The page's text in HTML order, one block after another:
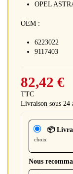
OPEL
OEM :
6223022
9117403
82,42 €
TTC
Livraison sous 24
📦
choix
Nous